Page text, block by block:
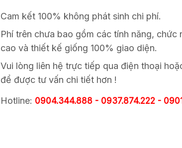
Cam kết 100% không phát sinh chi phí.
Phí trên chưa bao gồm các tính năng, chức
cao và thiết kế giống 100% giao diện.
Vui lòng liên hệ trực tiếp qua điện thoại
để được tư vấn chi tiết hơn !
Hotline: 0904.344.888 - 0937.874.222 -